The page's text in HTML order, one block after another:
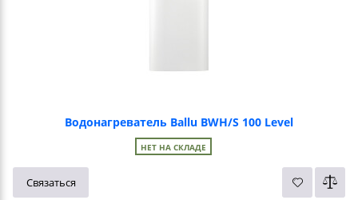
Водонагреватель Ballu BWH/S 100 Level
НЕТ НА СКЛАДЕ
Связаться